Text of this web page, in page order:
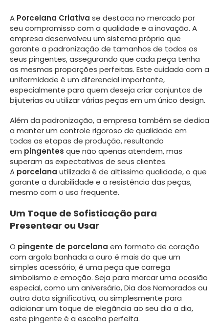
A Porcelana Criativa se destaca no mercado por
seu compromisso com a qualidade e a inovação. A
empresa desenvolveu um sistema próprio que
garante a padronização de tamanhos de todos os
seus pingentes, assegurando que cada peça tenha
as mesmas proporções perfeitas. Este cuidado com a
uniformidade é um diferencial importante,
especialmente para quem deseja criar conjuntos de
bijuterias ou utilizar várias peças em um único design.
Além da padronização, a empresa também se dedica
a manter um controle rigoroso de qualidade em
todas as etapas de produção, resultando
em pingentes que não apenas atendem, mas
superam as expectativas de seus clientes.
A porcelana utilizada é de altíssima qualidade, o que
garante a durabilidade e a resistência das peças,
mesmo com o uso frequente.
Um Toque de Sofisticação para
Presentear ou Usar
O pingente de porcelana em formato de coração
com argola banhada a ouro é mais do que um
simples acessório; é uma peça que carrega
simbolismo e emoção. Seja para marcar uma ocasião
especial, como um aniversário, Dia dos Namorados ou
outra data significativa, ou simplesmente para
adicionar um toque de elegância ao seu dia a dia,
este pingente é a escolha perfeita.